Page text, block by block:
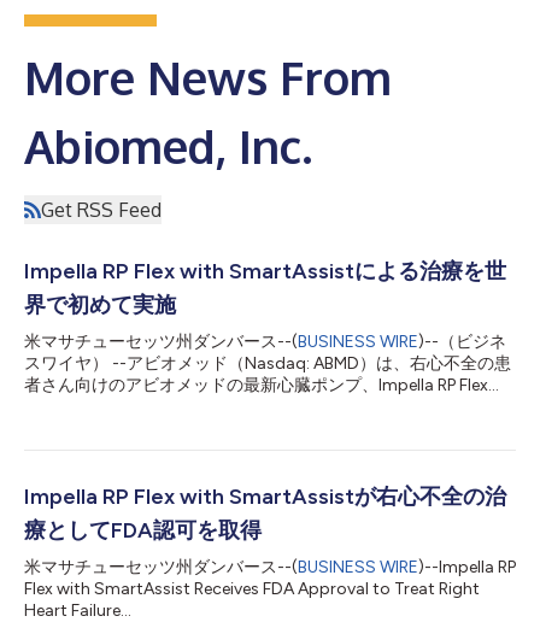
More News From
Abiomed, Inc.
Get RSS Feed
Impella RP Flex with SmartAssistによる治療を世
界で初めて実施
米マサチューセッツ州ダンバース--(BUSINESS WIRE)--（ビジネ
スワイヤ） --アビオメッド（Nasdaq: ABMD）は、右心不全の患
者さん向けのアビオメッドの最新心臓ポンプ、Impella RP Flex
脱し、2名の患者さんはすでに自分の心機能を取り戻し、退院さ
ハッケンサック大学メディカルセンター/ハッケンサック・メリ
ディアン・ヘルスとテキサス州キングウッドのキングウッドメデ
ィカルセンターで治療を受けられました。 Impella RP Flexは、内
頸静脈（IJ）から経皮的に留置されるため、サポート下でも患者
さんの移動が可能であり、また、柔軟なカニュラがエキストラサ
ポートガイドワイヤーを通じて挿入され、留置が容易な設計にな
Impella RP Flex with SmartAssistが右心不全の治
療としてFDA認可を取得
米マサチューセッツ州ダンバース--(BUSINESS WIRE)--Impella RP
Flex with SmartAssist Receives FDA Approval to Treat Right
Heart Failure...